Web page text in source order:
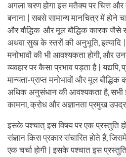
अगला चरण होगा इस मतैक्य पर चित्त और
बनाना | सबसे सामान्य मानचित्र में होने
और बौद्धिक-और मूल बौद्धिक कारक जैसे
अथवा सुख के स्तरों की अनुभूति, इत्यादि
मनोभावों की भी आवश्यकता होगी, और
व्यवहार पर कैसा प्रभाव पड़ता है | यद्यपि,
मान्यता-प्राप्त मनोभावों और मूल
अधिक अनुसंधान की आवश्यकता है, सभी
कामना, क्रोध और अज्ञानता प्रमुख
इसके पश्चात् इस विषय पर एक प्रस्तुति
संज्ञान किस प्रकार संचारित होते हैं,
एक चर्चा होगी | इसके पश्चात इस